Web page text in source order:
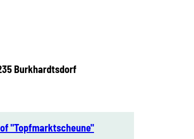
Burkhardtsdorf
"Topfmarktscheune"